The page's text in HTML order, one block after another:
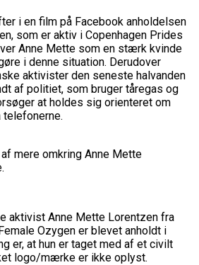
i en film på Facebook anholdelsen
som er aktiv i Copenhagen Prides
Anne Mette som en stærk kvinde
i denne situation. Derudover
aktivister den seneste halvanden
af politiet, som bruger tåregas og
at holdes sig orienteret om
mere omkring Anne Mette
aktivist Anne Mette Lorentzen fra
Ozygen er blevet anholdt i
er, at hun er taget med af et civilt
logo/mærke er ikke oplyst.